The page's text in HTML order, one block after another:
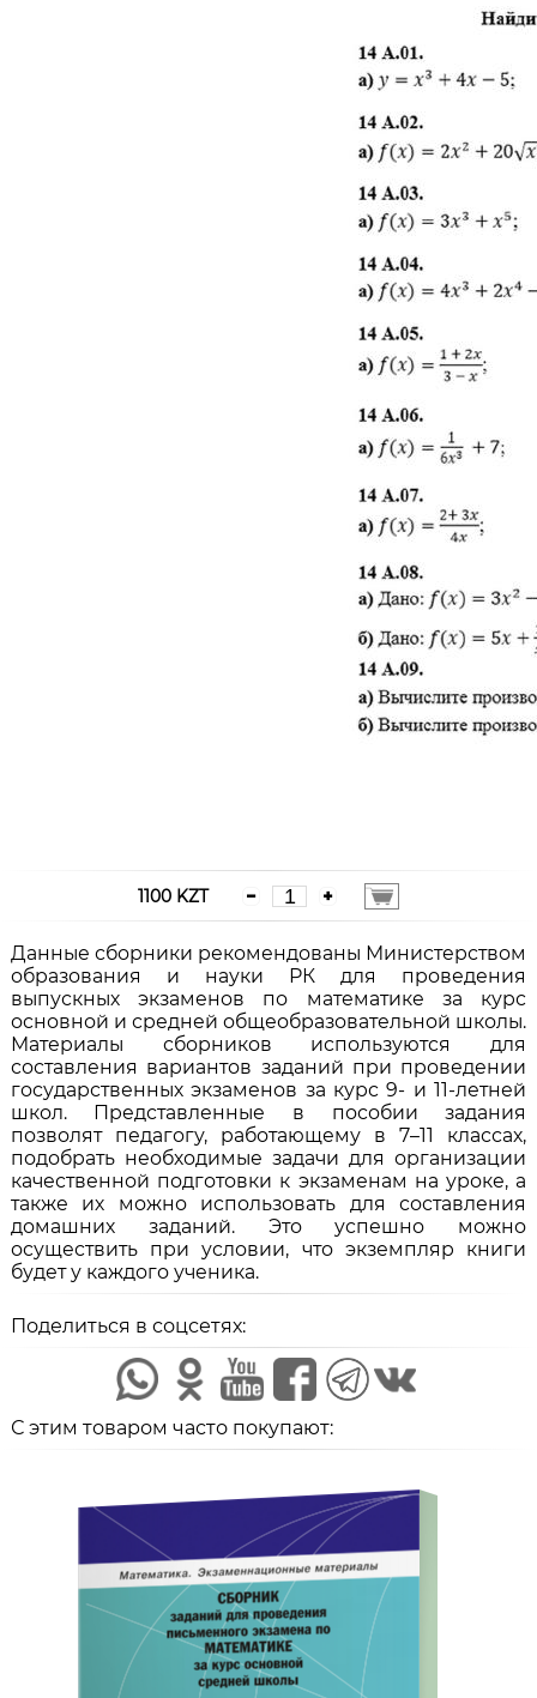
1100 KZT
Данные сборники рекомендованы Министерством
образования и науки РК для проведения
выпускных экзаменов по математике за курс
основной и средней общеобразовательной школы.
Материалы сборников используются для
составления вариантов заданий при проведении
государственных экзаменов за курс 9- и 11-летней
школ. Представленные в пособии задания
позволят педагогу, работающему в 7–11 классах,
подобрать необходимые задачи для организации
качественной подготовки к экзаменам на уроке, а
также их можно использовать для составления
домашних заданий. Это успешно можно
осуществить при условии, что экземпляр книги
будет у каждого ученика.
Поделиться в соцсетях:
С этим товаром часто покупают: